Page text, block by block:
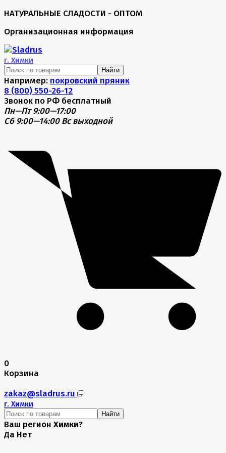
НАТУРАЛЬНЫЕ СЛАДОСТИ - ОПТОМ
Организационная информация
г. Химки
Найти
Например: покровский пряник
8 (800) 550-26-12
Звонок по РФ бесплатный
Пн—Пт 9:00—17:00
Сб 9:00—14:00 Вс выходной
0
Корзина
zakaz@sladrus.ru
г. Химки
Найти
Ваш регион Химки?
Да Нет